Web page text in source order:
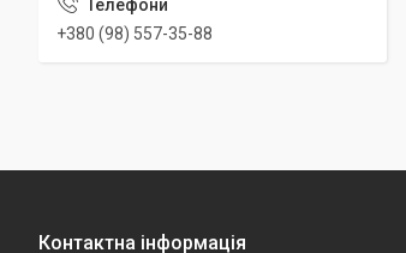
+380 (98) 557-35-88